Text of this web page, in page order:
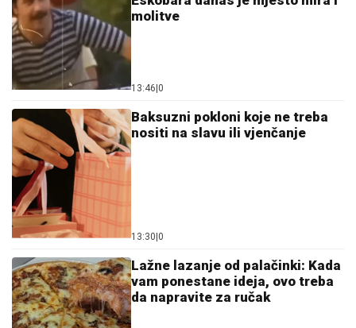
molitve
13:46|0
Baksuzni pokloni koje ne treba
nositi na slavu ili vjenčanje
13:30|0
Lažne lazanje od palačinki: Kada
vam ponestane ideja, ovo treba
da napravite za ručak